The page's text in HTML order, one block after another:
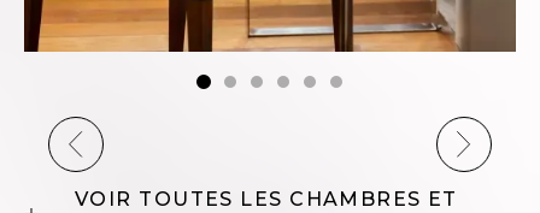
LUXURY SUITE
3 personnes
VOIR PLUS
VOIR TOUTES LES CHAMBRES ET